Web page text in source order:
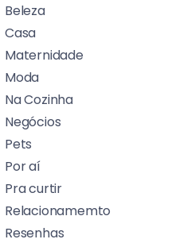
Beleza
Casa
Maternidade
Moda
Na Cozinha
Negócios
Pets
Por aí
Pra curtir
Relacionamemto
Resenhas